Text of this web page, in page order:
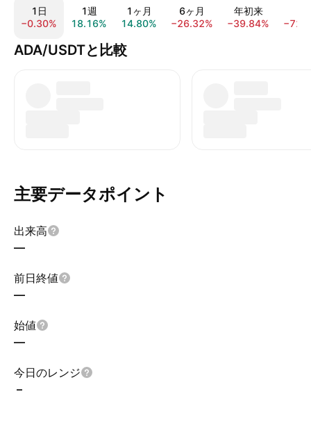
1日
−0.30%
1週
18.16%
1ヶ月
14.80%
6ヶ月
−26.32%
年初来
−39.84%
ADA/USDTと比較
主要データポイント
出来高
—
前日終値
—
始値
—
今日のレンジ
–